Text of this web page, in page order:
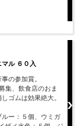
ル ６０入
の参加賞。
集、飲食店のおま
ゴムは効果絶大。
ー：５個、ウミガ